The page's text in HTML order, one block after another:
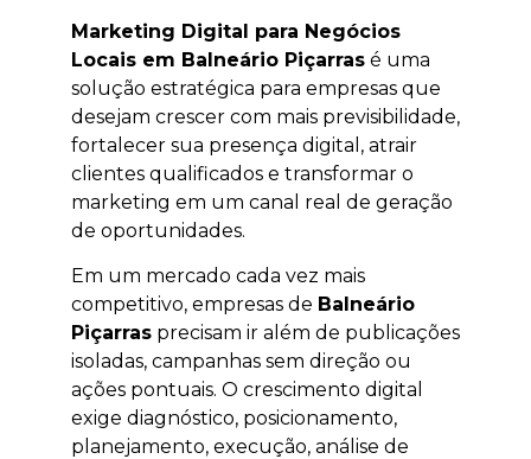
Marketing Digital para Negócios
Locais em Balneário Piçarras é uma
solução estratégica para empresas que
desejam crescer com mais previsibilidade,
fortalecer sua presença digital, atrair
clientes qualificados e transformar o
marketing em um canal real de geração
de oportunidades.
Em um mercado cada vez mais
competitivo, empresas de Balneário
Piçarras precisam ir além de publicações
isoladas, campanhas sem direção ou
ações pontuais. O crescimento digital
exige diagnóstico, posicionamento,
planejamento, execução, análise de